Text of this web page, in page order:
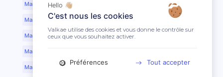
Maréchal-Ferrant à Aurillac (15)
Maréchal-Ferrant à Argentan (61)
Maréchal-Ferrant à Bar-le-Duc (55)
Maréchal-Ferrant à Beauvais (60)
Maréchal-Ferrant à Bordeaux (33)
Hello 👋🏼
C'est nous les cookies
Valkae utilise des cookies et vous donne le contrôle sur
ceux que vous souhaitez activer.
Préférences Tout accepter